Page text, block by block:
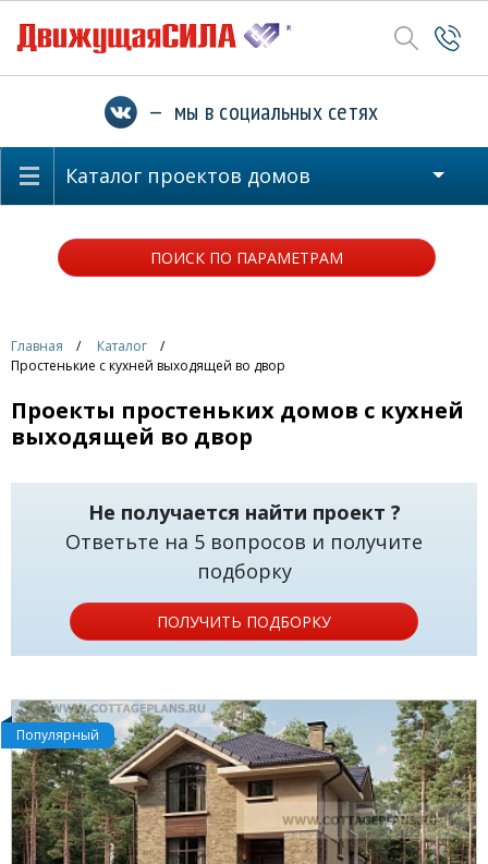
— мы в социальных сетях
Каталог проектов домов
ПОИСК ПО ПАРАМЕТРАМ
Главная
Каталог
Простенькие с кухней выходящей во двор
Проекты простеньких домов с кухней
выходящей во двор
Не получается найти проект ?
Ответьте на 5 вопросов и получите
подборку
ПОЛУЧИТЬ ПОДБОРКУ
Популярный